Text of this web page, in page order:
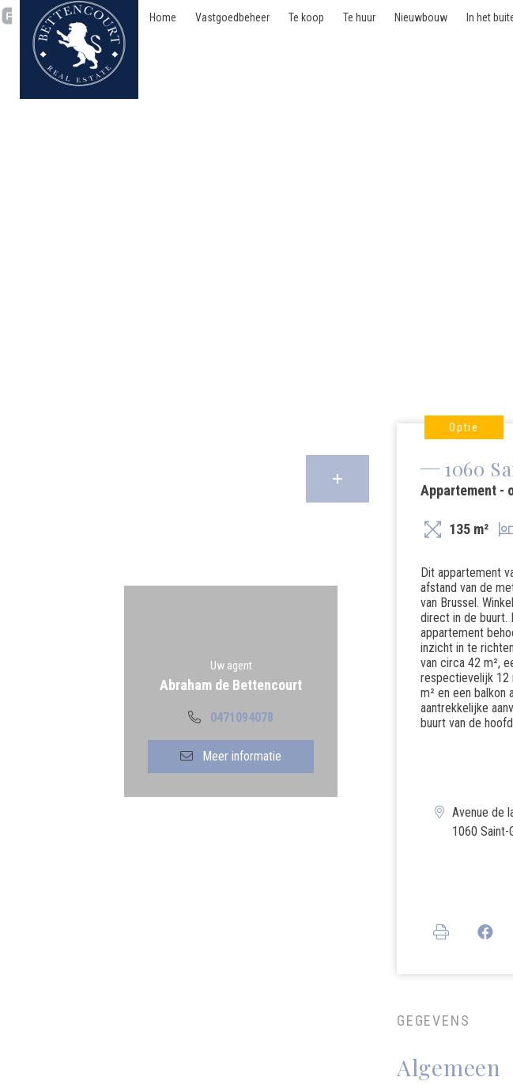
Home Vastgoedbeheer Te koop Te huur Nieuwbouw In het
Appartement - optie te koop -
Uw agent
Abraham de Bettencourt
0471094078
Meer informatie
Optie
1060
Appartement -
135 m²
Dit appartement
afstand van de
van Brussel.
direct in de buurt.
appartement
inzicht in te
van circa 42 m²,
respectievelijk 12
m² en een balkon
aantrekkelijke
buurt van de
Avenue de
1060 Saint-
GEGEVENS
Algemeen